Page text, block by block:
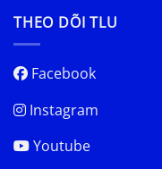
THEO DÕI TLU
Facebook
Instagram
Youtube